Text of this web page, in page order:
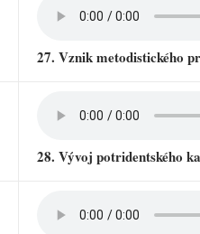
27. Vznik metodistického
28. Vývoj potridentského